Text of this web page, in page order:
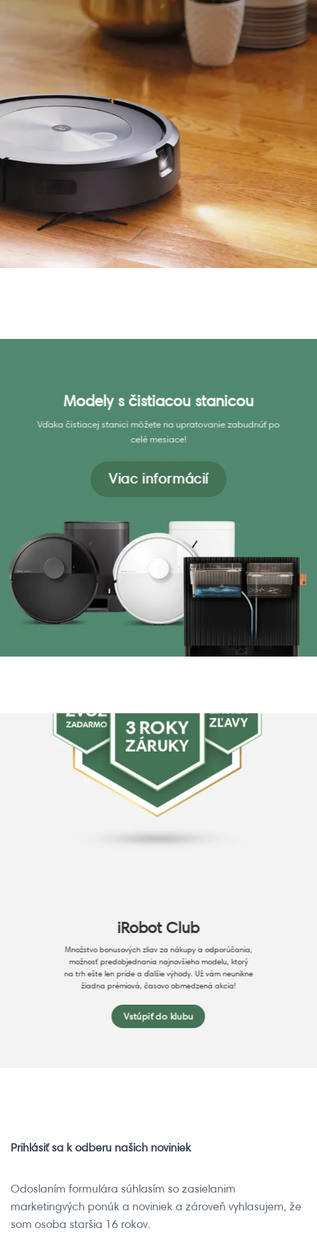
Modely s čistiacou stanicou
Vďaka čistiacej stanici môžete na upratovanie zabudnúť po
celé mesiace!
Viac informácií
iRobot Club
Množstvo bonusových zliav za nákupy a odporúčania,
možnosť predobjednania najnovšieho modelu, ktorý
na trh ešte len príde a ďalšie výhody. Už vám neunikne
žiadna prémiová, časovo obmedzená akcia!
Vstúpiť do klubu
Prihlásiť sa k odberu našich noviniek
Odoslaním formulára súhlasím so zasielanim
marketingvých ponúk a noviniek a zároveň vyhlasujem, že
som osoba staršia 16 rokov.